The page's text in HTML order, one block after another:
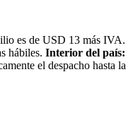
es de USD 13 más IVA.
hábiles. Interior del país:
el despacho hasta la